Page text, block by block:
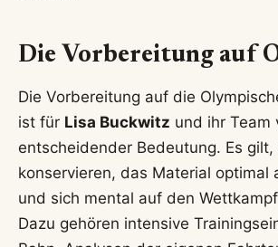
Die Vorbereitung auf
Die Vorbereitung auf die
ist für Lisa Buckwitz und ihr Team
entscheidender Bedeutung. Es gilt,
konservieren, das Material optimal
und sich mental auf den
Dazu gehören intensive